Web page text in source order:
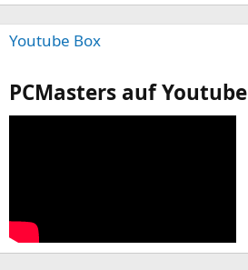
Youtube Box
PCMasters auf Youtube